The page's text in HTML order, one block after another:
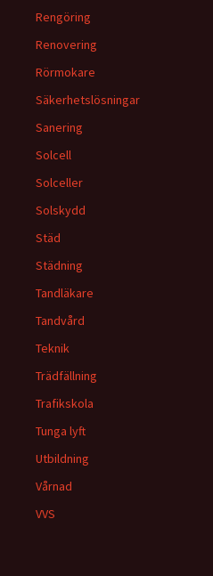
Rengöring
Renovering
Rörmokare
Säkerhetslösningar
Sanering
Solcell
Solceller
Solskydd
Städ
Städning
Tandläkare
Tandvård
Teknik
Trädfällning
Trafikskola
Tunga lyft
Utbildning
Vårnad
VVS